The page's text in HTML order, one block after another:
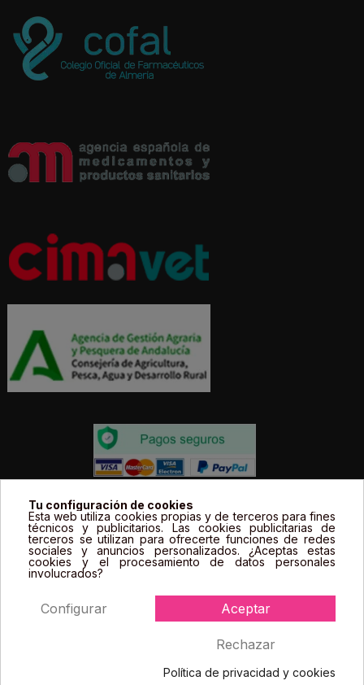
Todos los precios estás expresados en Euros e
incluyen el IVA. | Todas las marcas, logotipos y fotos de
productos son propiedad legal de sus propietarios y
sólo se muestran a título informativo.
Tu configuración de cookies
Esta web utiliza cookies propias y de terceros para fines
técnicos y publicitarios. Las cookies publicitarias de
terceros se utilizan para ofrecerte funciones de redes
sociales y anuncios personalizados. ¿Aceptas estas
cookies y el procesamiento de datos personales
involucrados?
Aceptar
Rechazar
Configurar
Política de privacidad y cookies